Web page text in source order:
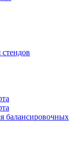
балансировочных